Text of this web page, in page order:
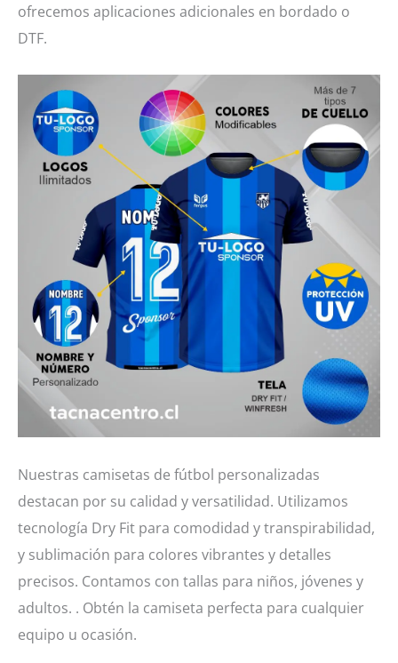
ofrecemos aplicaciones adicionales en bordado o
DTF.
Nuestras camisetas de fútbol personalizadas
destacan por su calidad y versatilidad. Utilizamos
tecnología Dry Fit para comodidad y transpirabilidad,
y sublimación para colores vibrantes y detalles
precisos. Contamos con tallas para niños, jóvenes y
adultos. . Obtén la camiseta perfecta para cualquier
equipo u ocasión.